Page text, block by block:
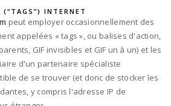
INTERNET
peut employer occasionnellement des
appelées « tags », ou balises d'action,
GIF invisibles et GIF un à un) et les
d'un partenaire spécialiste
de se trouver (et donc de stocker les
y compris l'adresse IP de